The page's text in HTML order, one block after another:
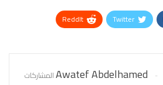
Twitter
ReddIt
Awatef Abdelhamed